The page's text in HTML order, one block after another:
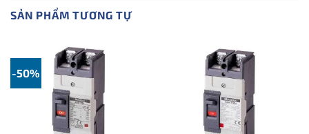
SẢN PHẨM TƯƠNG TỰ
-50%